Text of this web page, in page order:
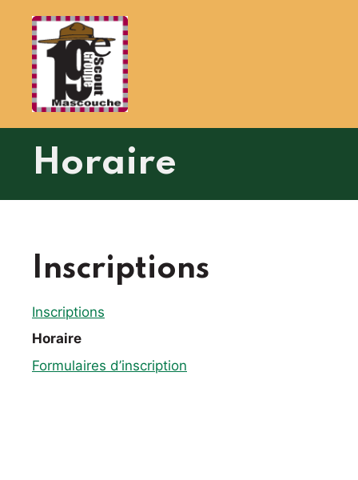
contenu
Horaire
Inscriptions
Inscriptions
Horaire
Formulaires d’inscription